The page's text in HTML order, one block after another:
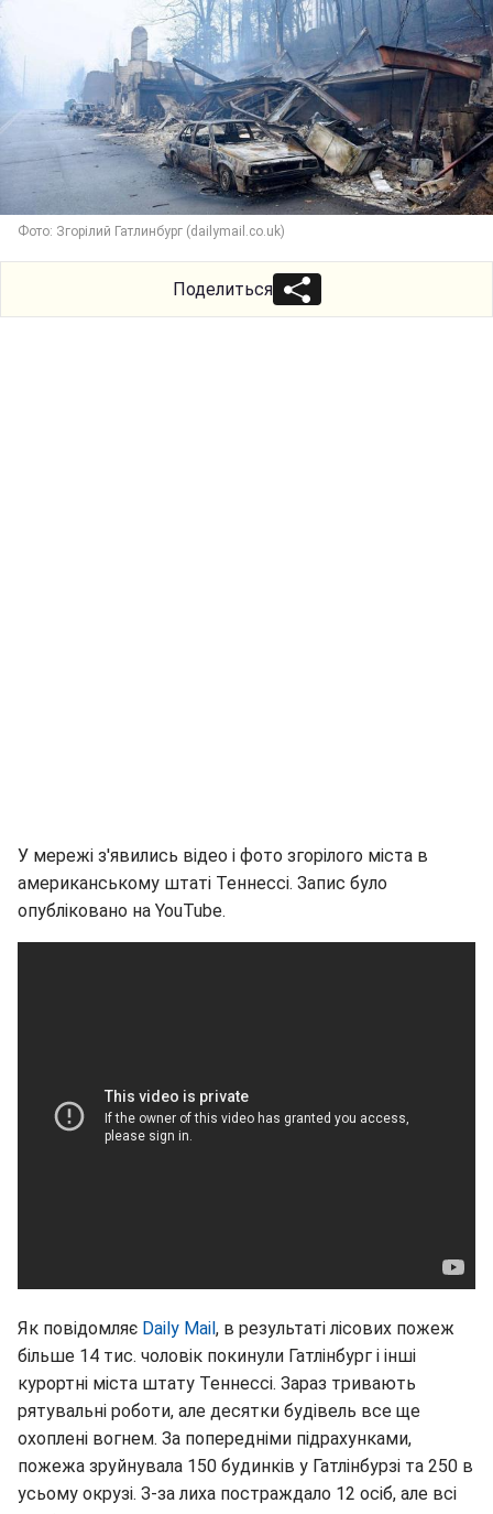
Фото: Згорілий Гатлинбург (dailymail.co.uk)
Поделиться
У мережі з'явились відео і фото згорілого міста в
американському штаті Теннессі. Запис було
опубліковано на YouTube.
Як повідомляє Daily Mail , в результаті лісових пожеж
більше 14 тис. чоловік покинули Гатлінбург і інші
курортні міста штату Теннессі. Зараз тривають
рятувальні роботи, але десятки будівель все ще
охоплені вогнем. За попередніми підрахунками,
пожежа зруйнувала 150 будинків у Гатлінбурзі та 250 в
усьому окрузі. З-за лиха постраждало 12 осіб, але всі